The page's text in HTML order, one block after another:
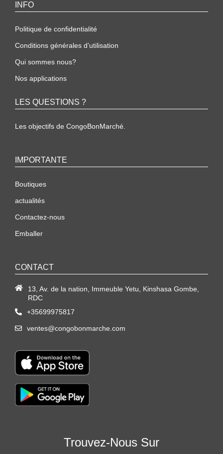
INFO
Politique de confidentialité
Conditions générales d’utilisation
Qui sommes nous?
Nos applications
LES QUESTIONS ?
Les objectifs de CongoBonMarché.
IMPORTANTE
Boutiques
actualités
Contactez-nous
Emballer
CONTACT
13, Av. de la nation, Immeuble Yetu, Kinshasa Gombe,
RDC
+35699975817
ventes@congobonmarche.com
Trouvez-Nous Sur